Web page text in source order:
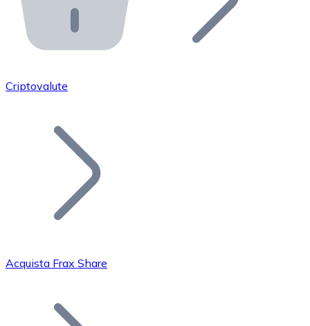
API Bitnovo
Integra la nostra API nel tuo ecosistema.
Unisciti alla nostra rete di rivenditori e
Aggiungi il token del tuo progetto al nostro servizio di
Bitcoin
Criptovalute
Acquista Frax Share